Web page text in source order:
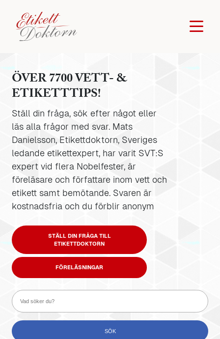
ÖVER 7700 VETT- &
ETIKETTTIPS!
Ställ din fråga, sök efter något eller
läs alla frågor med svar. Mats
Danielsson, Etikettdoktorn, Sveriges
ledande etikettexpert, har varit SVT:S
expert vid flera Nobelfester, är
föreläsare och författare inom vett och
etikett samt bemötande. Svaren är
kostnadsfria och du förblir anonym
STÄLL DIN FRÅGA TILL
ETIKETTDOKTORN
FÖRELÄSNINGAR